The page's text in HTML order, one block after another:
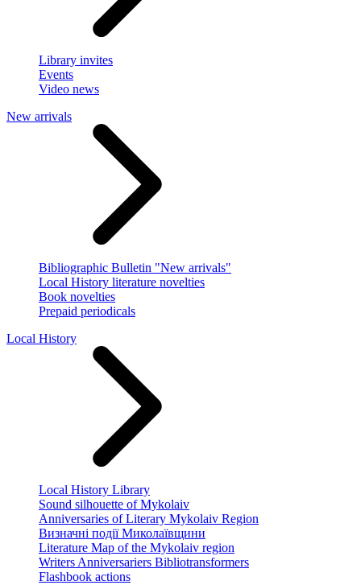
Library invites
Events
Video news
New arrivals
Bibliographic Bulletin "New arrivals"
Local History literature novelties
Book novelties
Prepaid periodicals
Local History
Local History Library
Sound silhouette of Mykolaiv
Anniversaries of Literary Mykolaiv Region
Визначні події Миколаївщини
Literature Map of the Mykolaiv region
Writers Anniversariers Bibliotransformers
Flashbook actions